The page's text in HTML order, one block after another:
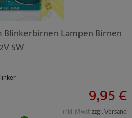
Blinkerbirnen Lampen Birnen
5W
9,95 €
inkl. Mwstzzgl. Versand